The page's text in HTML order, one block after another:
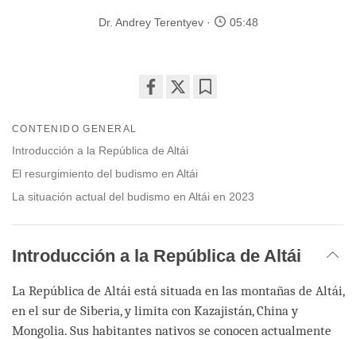
Dr. Andrey Terentyev 05:48
facebook
CONTENIDO GENERAL
Introducción a la República de Altái
El resurgimiento del budismo en Altái
La situación actual del budismo en Altái en 2023
Introducción a la República de Altái
La República de Altái está situada en las montañas de Altái,
en el sur de Siberia, y limita con Kazajistán, China y
Mongolia. Sus habitantes nativos se conocen actualmente